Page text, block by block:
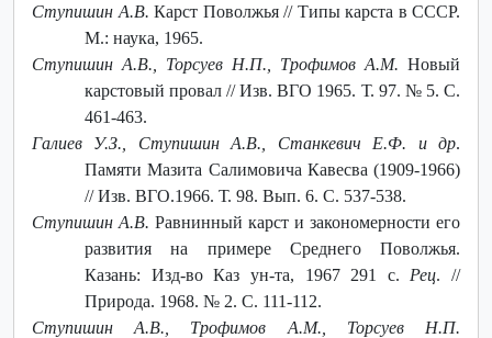
Ступишин А.В. Карст Поволжья // Типы карста в СССР.
М.: наука, 1965.
Ступишин А.В., Торсуев Н.П., Трофимов А.М. Новый
карстовый провал // Изв. ВГО 1965. Т. 97. № 5. С.
461-463.
Галиев У.З., Ступишин А.В., Станкевич Е.Ф. и др.
Памяти Мазита Салимовича Кавесва (1909-1966)
// Изв. ВГО.1966. Т. 98. Вып. 6. С. 537-538.
Ступишин А.В. Равнинный карст и закономерности его
развития на примере Среднего Поволжья.
Казань: Изд-во Каз ун-та, 1967 291 с. Рец. //
Природа. 1968. № 2. С. 111-112.
Ступишин А.В., Трофимов А.М., Торсуев Н.П.